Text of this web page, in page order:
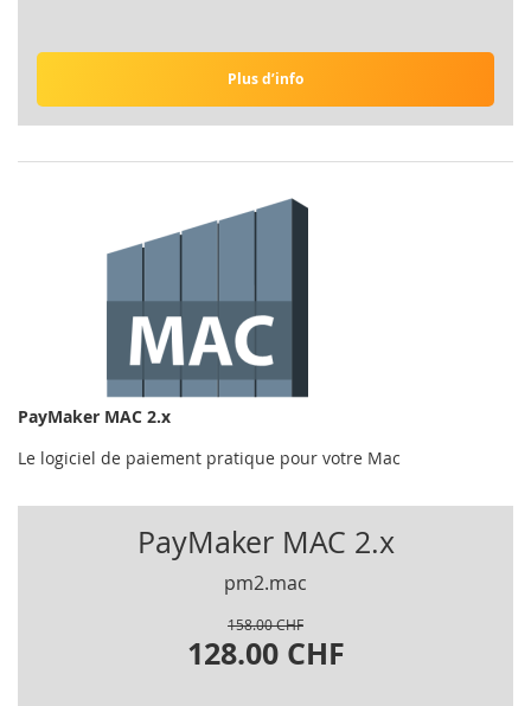
Plus d’info
PayMaker MAC 2.x
Le logiciel de paiement pratique pour votre Mac
PayMaker MAC 2.x
pm2.mac
158.00 CHF
128.00 CHF